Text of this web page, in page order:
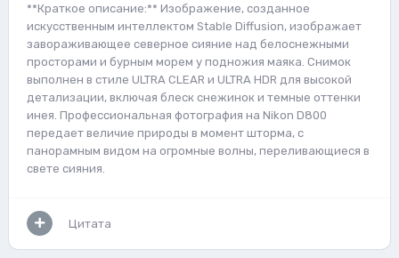
**Краткое описание:** Изображение, созданное
искусственным интеллектом Stable Diffusion, изображает
завораживающее северное сияние над белоснежными
просторами и бурным морем у подножия маяка. Снимок
выполнен в стиле ULTRA CLEAR и ULTRA HDR для высокой
детализации, включая блеск снежинок и темные оттенки
инея. Профессиональная фотография на Nikon D800
передает величие природы в момент шторма, с
панорамным видом на огромные волны, переливающиеся в
свете сияния.
Цитата